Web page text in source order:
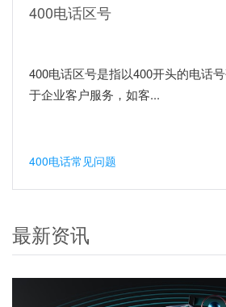
400电话区号
400电话区号是指以400开头的电话
于企业客户服务，如客...
400电话常见问题
最新资讯